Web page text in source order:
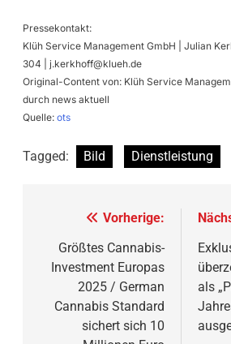
Pressekontakt:
Klüh Service Management GmbH | Julian
304 | j.kerkhoff@klueh.de
Original-Content von: Klüh Service
durch news aktuell
Quelle: ots
Tagged: Bild Dienstleistung
Vorherige:
Größtes Cannabis-
Investment Europas
2025 / German
Cannabis Standard
sichert sich 10
als